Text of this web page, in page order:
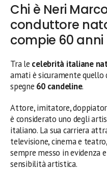
Chi è Neri
conduttore
compie 60 anni
Tra le celebrità italiane
amati è sicuramente quello
spegne 60 candeline.
Attore, imitatore,
è considerato uno degli
italiano. La sua carriera
televisione, cinema e
sempre messo in evidenza
sensibilità artistica.